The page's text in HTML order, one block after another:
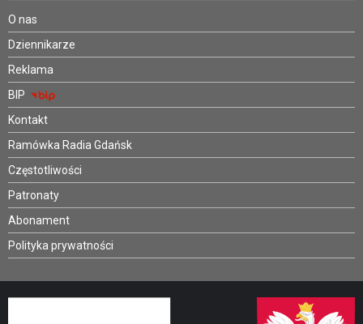
O nas
Dziennikarze
Reklama
BIP
Kontakt
Ramówka Radia Gdańsk
Częstotliwości
Patronaty
Abonament
Polityka prywatności